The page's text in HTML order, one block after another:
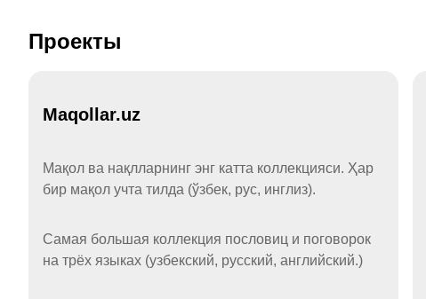
Проекты
Maqollar.uz
Мақол ва нақлларнинг энг катта коллекцияси. Ҳар
бир мақол учта тилда (ўзбек, рус, инглиз).
Самая большая коллекция пословиц и поговорок
на трёх языках (узбекский, русский, английский.)